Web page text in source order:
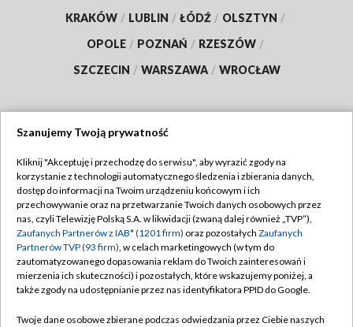
KRAKÓW / LUBLIN / ŁÓDŹ / OLSZTYN /
OPOLE / POZNAŃ / RZESZÓW /
SZCZECIN / WARSZAWA / WROCŁAW
TVP
Abonament TVP
Emisja w TVP
Centrum informacji TVP
Naziemna Telewizja Cyfrowa
Regulamin TVP
Polityka prywatności
Moje zgody
Pomoc
Szanujemy Twoją prywatność
Kliknij "Akceptuję i przechodzę do serwisu", aby wyrazić zgody na
korzystanie z technologii automatycznego śledzenia i zbierania danych,
dostęp do informacji na Twoim urządzeniu końcowym i ich
przechowywanie oraz na przetwarzanie Twoich danych osobowych przez
nas, czyli Telewizję Polską S.A. w likwidacji (zwaną dalej również „TVP”),
Zaufanych Partnerów z IAB* (1201 firm) oraz pozostałych Zaufanych
Partnerów TVP (93 firm), w celach marketingowych (w tym do
zautomatyzowanego dopasowania reklam do Twoich zainteresowań i
mierzenia ich skuteczności) i pozostałych, które wskazujemy poniżej, a
także zgody na udostępnianie przez nas identyfikatora PPID do Google.
Twoje dane osobowe zbierane podczas odwiedzania przez Ciebie naszych